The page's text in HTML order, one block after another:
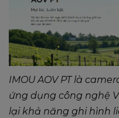
IMOU AOV PT là
ứng dụng công nghệ
lại khả năng ghi hình